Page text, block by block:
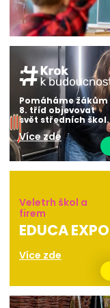
Pomáháme žákům
8. tříd objevovat
svět středních škol.
Více zde
Veletrh škol a
firem
EDUCA EXPO
Více zde